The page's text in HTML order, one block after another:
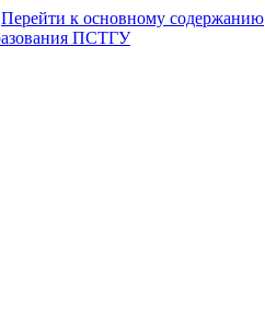
Перейти к основному содержанию